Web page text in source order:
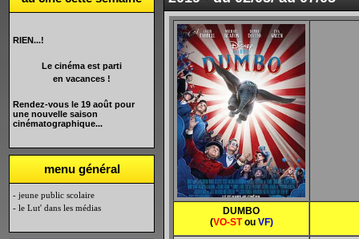
RIEN...!
Le cinéma est parti
en vacances !
Rendez-vous le 19 août pour
une nouvelle saison
cinématographique...
menu général
- jeune public scolaire
- le Lut' dans les médias
DUMBO
(VO-STou VF)